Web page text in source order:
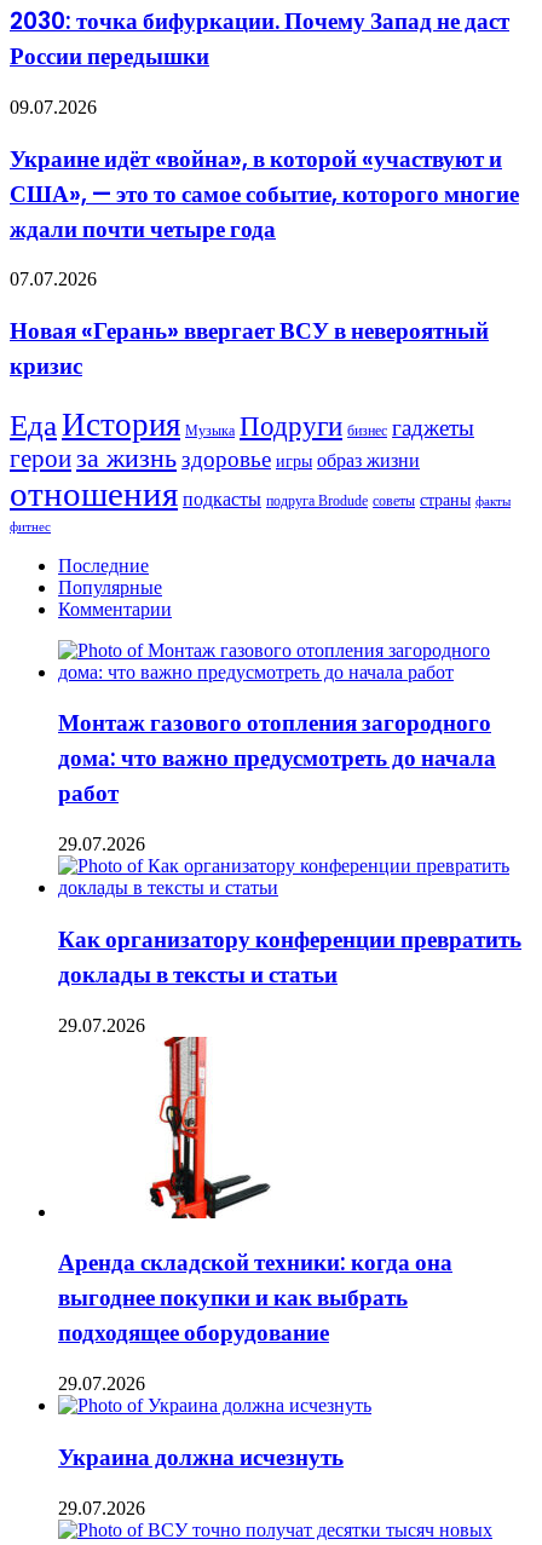
бифуркации.
Почему
Запад
даст
России
2030: точка бифуркации. Почему Запад не даст
России передышки
Украине
«война»,
в
которой
и
—
то
самое
событие,
многие
ждали
почти
четыре
года
09.07.2026
Украине идёт «война», в которой «участвуют и
США», — это то самое событие, которого многие
ждали почти четыре года
Новая
ввергает
ВСУ
в
07.07.2026
Новая «Герань» ввергает ВСУ в невероятный
кризис
ЕдаИстория Музыка Подруги бизнес гаджеты
героиза жизнь здоровье игры образ жизни
отношения подкасты подруга Brodude советы страны факты
фитнес
Последние
Популярные
Комментарии
Монтаж газового отопления загородного
дома: что важно предусмотреть до начала
работ
29.07.2026
Как организатору конференции превратить
доклады в тексты и статьи
29.07.2026
Аренда складской техники: когда она
выгоднее покупки и как выбрать
подходящее оборудование
29.07.2026
Украина должна исчезнуть
29.07.2026